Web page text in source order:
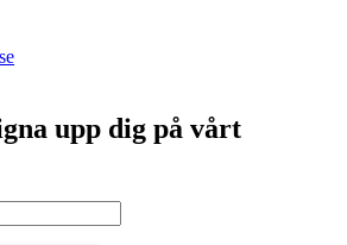
upp dig på vårt